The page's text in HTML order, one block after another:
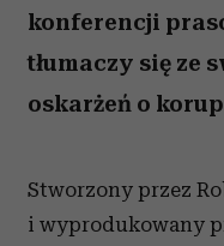
konferencji
tłumaczy się ze
oskarżeń o
Stworzony przez
i wyprodukowany